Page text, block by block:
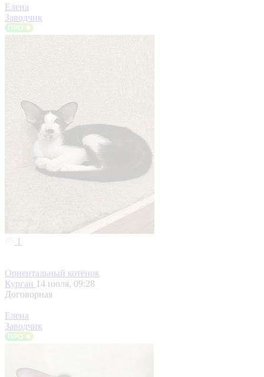
Елена
Заводчик
1
Ориентальный котёнок
Курган 14 июля, 09:28
Договорная
Елена
Заводчик